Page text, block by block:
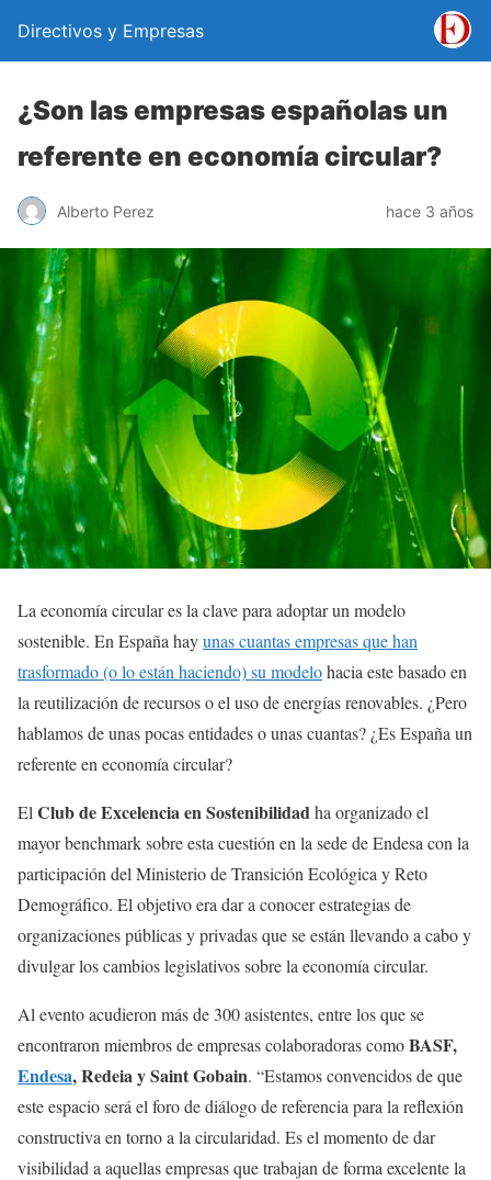
Directivos y Empresas
¿Son las empresas españolas un
referente en economía circular?
Alberto Perez hace 3 años
La economía circular es la clave para adoptar un modelo
sostenible. En España hayunas cuantas empresas que han
trasformado (o lo están haciendo) su modelohacia este basado en
la reutilización de recursos o el uso de energías renovables. ¿Pero
hablamos de unas pocas entidades o unas cuantas? ¿Es España un
referente en economía circular?
El Club de Excelencia en Sostenibilidad ha organizado el
mayor benchmark sobre esta cuestión en la sede de Endesa con la
participación del Ministerio de Transición Ecológica y Reto
Demográfico. El objetivo era dar a conocer estrategias de
organizaciones públicas y privadas que se están llevando a cabo y
divulgar los cambios legislativos sobre la economía circular.
Al evento acudieron más de 300 asistentes, entre los que se
encontraron miembros de empresas colaboradoras comoBASF,
Endesa, Redeia y Saint Gobain. “Estamos convencidos de que
este espacio será el foro de diálogo de referencia para la reflexión
constructiva en torno a la circularidad. Es el momento de dar
visibilidad a aquellas empresas que trabajan de forma excelente la